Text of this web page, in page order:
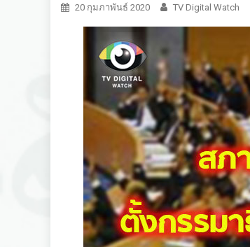
20 กุมภาพันธ์ 2020 TV Digital Watch